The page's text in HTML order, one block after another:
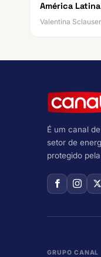
América Latina
Valentina
É um canal
setor de
protegido
GRUPO CANAL